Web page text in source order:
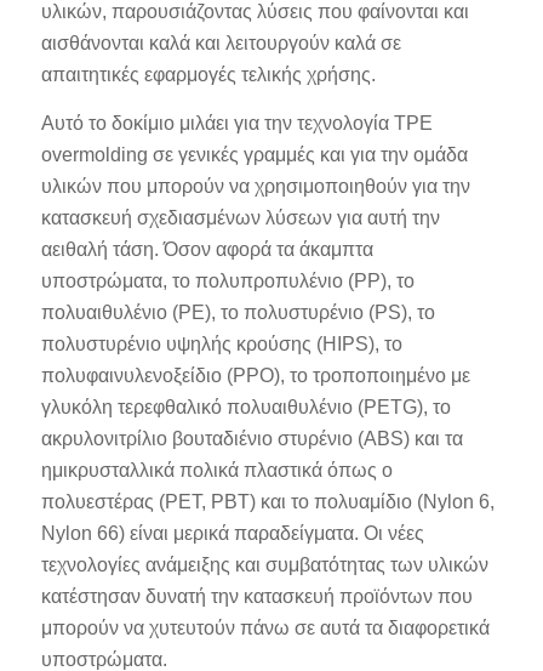
υλικών, παρουσιάζοντας λύσεις που φαίνονται και
αισθάνονται καλά και λειτουργούν καλά σε
απαιτητικές εφαρμογές τελικής χρήσης.
Αυτό το δοκίμιο μιλάει για την τεχνολογία TPE
overmolding σε γενικές γραμμές και για την ομάδα
υλικών που μπορούν να χρησιμοποιηθούν για την
κατασκευή σχεδιασμένων λύσεων για αυτή την
αειθαλή τάση. Όσον αφορά τα άκαμπτα
υποστρώματα, το πολυπροπυλένιο (PP), το
πολυαιθυλένιο (PE), το πολυστυρένιο (PS), το
πολυστυρένιο υψηλής κρούσης (HIPS), το
πολυφαινυλενοξείδιο (PPO), το τροποποιημένο με
γλυκόλη τερεφθαλικό πολυαιθυλένιο (PETG), το
ακρυλονιτρίλιο βουταδιένιο στυρένιο (ABS) και τα
ημικρυσταλλικά πολικά πλαστικά όπως ο
πολυεστέρας (PET, PBT) και το πολυαμίδιο (Nylon 6,
Nylon 66) είναι μερικά παραδείγματα. Οι νέες
τεχνολογίες ανάμειξης και συμβατότητας των υλικών
κατέστησαν δυνατή την κατασκευή προϊόντων που
μπορούν να χυτευτούν πάνω σε αυτά τα διαφορετικά
υποστρώματα.